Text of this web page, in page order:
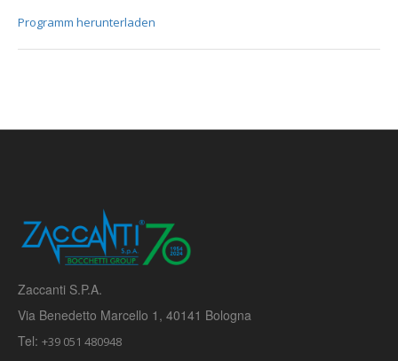
Programm herunterladen
Zaccanti S.P.A.
Via Benedetto Marcello 1, 40141 Bologna
Tel: +39 051 480948